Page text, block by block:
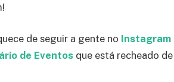
de seguir a gente no Instagram
de Eventos que está recheado